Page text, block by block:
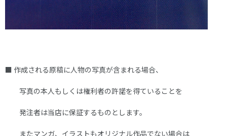
■ 作成される原稿に人物の写真が含まれる場合、
写真の本人もしくは権利者の許諾を得ていることを
発注者は当店に保証するものとします。
またマンガ、イラストもオリジナル作品でない場合は